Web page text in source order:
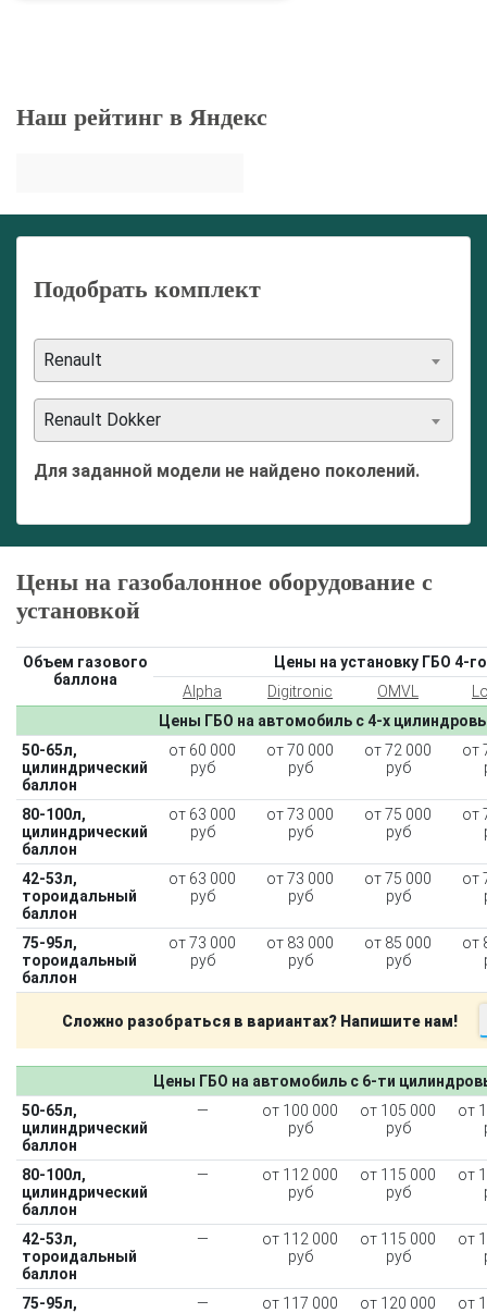
Наш рейтинг в Яндекс
Подобрать комплект
Renault
Renault Dokker
Для заданной модели не найдено поколений.
Цены на газобалонное оборудование с
установкой
Объем газового
баллона
Цены на установку ГБО 4-
Alpha
Digitronic OMVL
Цены ГБО на автомобиль с 4-х
50-65л,
цилиндрический
баллон
от 60 000
руб
от 70 000
руб
от 72 000
руб
от
80-100л,
цилиндрический
баллон
от 63 000
руб
от 73 000
руб
от 75 000
руб
от
42-53л,
тороидальный
баллон
от 63 000
руб
от 73 000
руб
от 75 000
руб
от
75-95л,
тороидальный
баллон
от 73 000
руб
от 83 000
руб
от 85 000
руб
от
Сложно разобраться в вариантах? Напишите нам!
Цены ГБО на автомобиль с 6-ти
50-65л,
цилиндрический
баллон
—
от 100 000
руб
от 105 000
руб
от
80-100л,
цилиндрический
баллон
—
от 112 000
руб
от 115 000
руб
от
42-53л,
тороидальный
баллон
—
от 112 000
руб
от 115 000
руб
от
75-95л,
—
от 117 000
от 120 000
от